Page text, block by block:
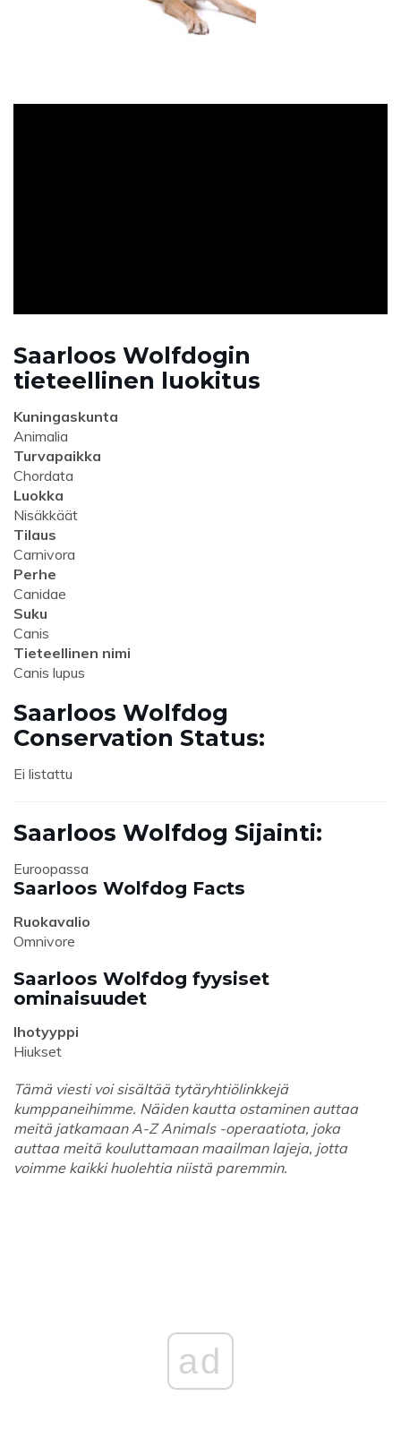
Saarloos Wolfdogin
tieteellinen luokitus
Kuningaskunta
Animalia
Turvapaikka
Chordata
Luokka
Nisäkkäät
Tilaus
Carnivora
Perhe
Canidae
Suku
Canis
Tieteellinen nimi
Canis lupus
Saarloos Wolfdog
Conservation Status:
Ei listattu
Saarloos Wolfdog Sijainti:
Euroopassa
Saarloos Wolfdog Facts
Ruokavalio
Omnivore
Saarloos Wolfdog fyysiset
ominaisuudet
Ihotyyppi
Hiukset
Tämä viesti voi sisältää tytäryhtiölinkkejä
kumppaneihimme. Näiden kautta ostaminen auttaa
meitä jatkamaan A-Z Animals -operaatiota, joka
auttaa meitä kouluttamaan maailman lajeja, jotta
voimme kaikki huolehtia niistä paremmin.
ad